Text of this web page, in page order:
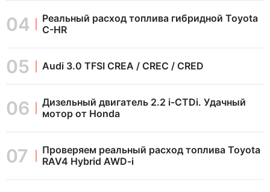
Реальный расход топлива гибридной Toyota
C-HR
Audi 3.0 TFSI CREA / CREC / CRED
Дизельный двигатель 2.2 i-CTDi. Удачный
мотор от Honda
Проверяем реальный расход топлива Toyota
RAV4 Hybrid AWD-i